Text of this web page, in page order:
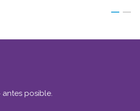
posible.